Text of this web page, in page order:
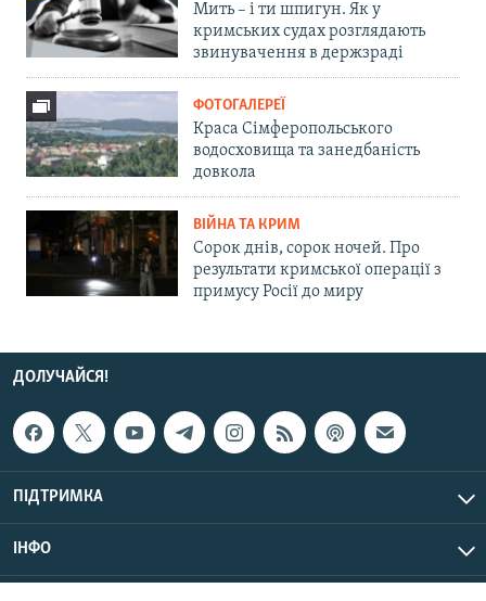
Мить – і ти шпигун. Як у
кримських судах розглядають
звинувачення в держзраді
ФОТОГАЛЕРЕЇ
Краса Сімферопольського
водосховища та занедбаність
довкола
ВІЙНА ТА КРИМ
Сорок днів, сорок ночей. Про
результати кримської операції з
примусу Росії до миру
ДОЛУЧАЙСЯ!
ПІДТРИМКА
ІНФО